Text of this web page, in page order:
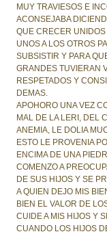
MUY TRAVIESOS E
ACONSEJABA
QUE CRECER
UNOS A LOS OTROS
SUBSISTIR Y PARA
GRANDES TUVIERAN
RESPETADOS Y
DEMAS.
APOHORO UNA VEZ
MAL DE LA LERI, DEL
ANEMIA, LE DOLIA
ESTO LE PROVENIA
ENCIMA DE UNA
COMENZO A
DE SUS HIJOS Y SE
A QUIEN DEJO MIS
BIEN EL VALOR DE
CUIDE A MIS HIJOS Y
CUANDO LOS HIJOS